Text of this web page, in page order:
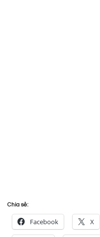
Chia sẻ:
Facebook X